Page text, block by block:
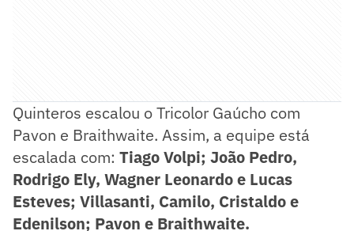
Quinteros escalou o Tricolor Gaúcho com
Pavon e Braithwaite. Assim, a equipe está
escalada com: Tiago Volpi; João Pedro,
Rodrigo Ely, Wagner Leonardo e Lucas
Esteves; Villasanti, Camilo, Cristaldo e
Edenilson; Pavon e Braithwaite.